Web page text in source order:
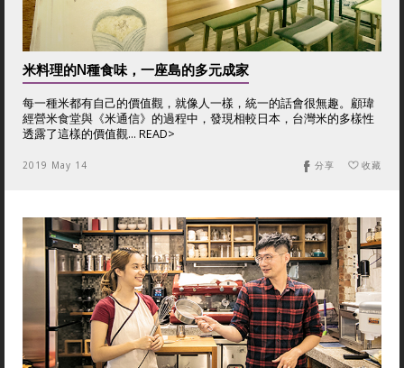
米料理的N種食味，一座島的多元成家
每一種米都有自己的價值觀，就像人一樣，統一的話會很無趣。顧瑋
經營米食堂與《米通信》的過程中，發現相較日本，台灣米的多樣性
透露了這樣的價值觀… READ>
2019 May 14 收藏
分享